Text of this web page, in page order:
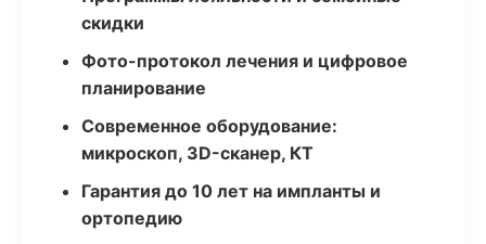
скидки
Фото-протокол лечения и цифровое
планирование
Современное оборудование:
микроскоп, 3D-сканер, КТ
Гарантия до 10 лет на импланты и
ортопедию